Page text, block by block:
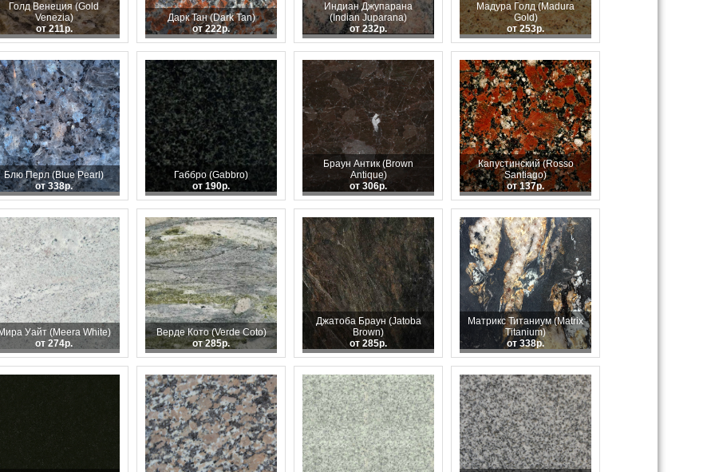
Голд Венеция (Gold
Venezia)
от 211р.
Дарк Тан (Dark Tan)
от 222р.
Индиан Джупарана
(Indian Juparana)
от 232р.
Мадура Голд (Madura
Gold)
от 253р.
Блю Перл (Blue Pearl)
от 338р.
Габбро (Gabbro)
от 190р.
Браун Антик (Brown
Antique)
от 306р.
Капустинский (Rosso
Santiago)
от 137р.
Уайт (Meera White)
от 274р.
Верде Кото (Verde Coto)
от 285р.
Джатоба Браун (Jatoba
Brown)
от 285р.
Матрикс Титаниум (Matrix
Titanium)
от 338р.